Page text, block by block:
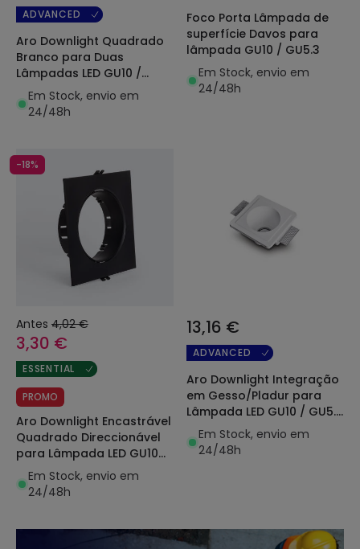
ADVANCED
Aro Downlight Quadrado
Branco para Duas
Lâmpadas LED GU10 /
GU5.3 Corte 75x155 mm
Em Stock, envio em
24/48h
Foco Porta Lâmpada de
superfície Davos para
lâmpada GU10 / GU5.3
Em Stock, envio em
24/48h
-18%
Antes 4,02 €
3,30 €
ESSENTIAL
PROMO
Aro Downlight Encastrável
Quadrado Direccionável
para Lâmpada LED GU10
AR111 Corte Ø135 mm
Em Stock, envio em
24/48h
13,16 €
ADVANCED
Aro Downlight Integração
em Gesso/Pladur para
Lâmpada LED GU10 / GU5.3
Corte 153x153 mm UGR17
Em Stock, envio em
24/48h